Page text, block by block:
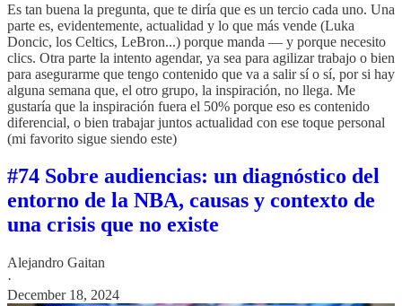
Es tan buena la pregunta, que te diría que es un tercio cada uno. Una
parte es, evidentemente, actualidad y lo que más vende (Luka
Doncic, los Celtics, LeBron...) porque manda — y porque necesito
clics. Otra parte la intento agendar, ya sea para agilizar trabajo o bien
para asegurarme que tengo contenido que va a salir sí o sí, por si hay
alguna semana que, el otro grupo, la inspiración, no llega. Me
gustaría que la inspiración fuera el 50% porque eso es contenido
diferencial, o bien trabajar juntos actualidad con ese toque personal
(mi favorito sigue siendo este)
#74 Sobre audiencias: un diagnóstico del
entorno de la NBA, causas y contexto de
una crisis que no existe
Alejandro Gaitan
·
December 18, 2024